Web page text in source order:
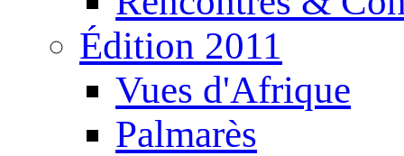
Édition 2011
Vues d'Afrique
Palmarès